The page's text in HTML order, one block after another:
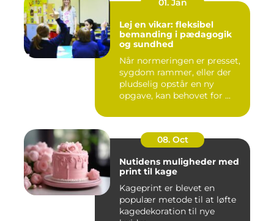
01. Jan
Lej en vikar: fleksibel
bemanding i pædagogik
og sundhed
Når normeringen er presset,
sygdom rammer, eller der
pludselig opstår en ny
opgave, kan behovet for ...
08. Oct
Nutidens muligheder med
print til kage
Kageprint er blevet en
populær metode til at løfte
kagedekoration til nye